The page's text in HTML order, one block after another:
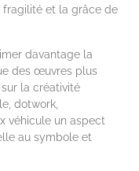
fragilité et la grâce de
davantage la
des œuvres plus
la créativité
dotwork,
véhicule un aspect
au symbole et